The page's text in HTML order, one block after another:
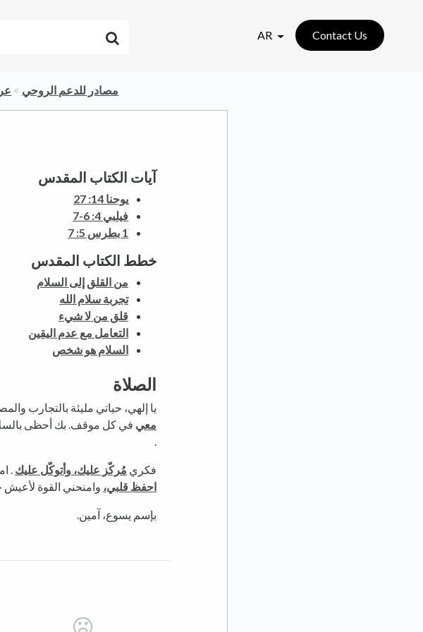
AR Contact Us
​مصادر للدعم الروحي ​ > ​
آيات الكتاب المقدس
يوحنا 14: 27
فيلبي 4: 6-7
1 بطرس 5: 7
خطط الكتاب المقدس
من القلق إلى السلام
تجربة سلام الله
قلق من لا شيء
التعامل مع عدم اليقين
السلام هو شخص
الصلاة
يا إلهي، حياتي مليئة بالتجارب
معي في كل موقف. بك أحظى
.
فكري مُركّز عليك، وأتوكّل عليك .
احفظ قلبي، وامنحني القوة لأعيش
بإسم يسوع، آمين.